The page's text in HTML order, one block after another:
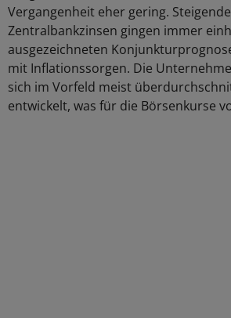
Vergangenheit eher gering. Steigende
Zentralbankzinsen gingen immer
ausgezeichneten
mit Inflationssorgen. Die
sich im Vorfeld meist
entwickelt, was für die Börsenkurse